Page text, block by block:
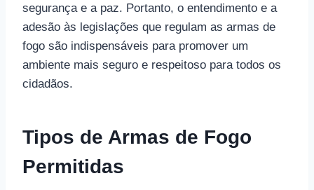
segurança e a paz. Portanto, o entendimento e a
adesão às legislações que regulam as armas de
fogo são indispensáveis para promover um
ambiente mais seguro e respeitoso para todos os
cidadãos.
Tipos de Armas de Fogo
Permitidas